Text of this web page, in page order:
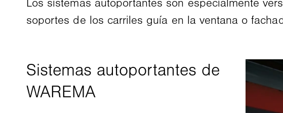
soportes de los carriles guía en la ventana o